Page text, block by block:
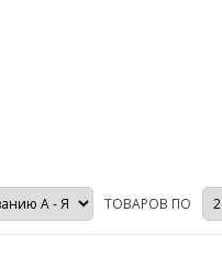
ТОВАРОВ ПО